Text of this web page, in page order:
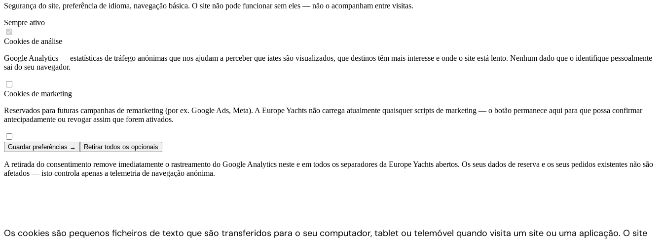
Segurança do site, preferência de idioma, navegação básica. O site não pode funcionar sem eles — não o acompanham entre visitas.
Sempre ativo
Cookies de análise
Google Analytics — estatísticas de tráfego anónimas que nos ajudam a perceber que iates são visualizados, que destinos têm mais interesse e onde o site está lento. Nenhum dado que o identifique pessoalmente
sai do seu navegador.
Cookies de marketing
Reservados para futuras campanhas de remarketing (por ex. Google Ads, Meta). A Europe Yachts não carrega atualmente quaisquer scripts de marketing — o botão permanece aqui para que possa confirmar
antecipadamente ou revogar assim que forem ativados.
Guardar preferências → Retirar todos os opcionais
A retirada do consentimento remove imediatamente o rastreamento do Google Analytics neste e em todos os separadores da Europe Yachts abertos. Os seus dados de reserva e os seus pedidos existentes não são
afetados — isto controla apenas a telemetria de navegação anónima.
Os cookies são pequenos ficheiros de texto que são transferidos para o seu computador, tablet ou telemóvel quando visita um site ou uma aplicação. O site